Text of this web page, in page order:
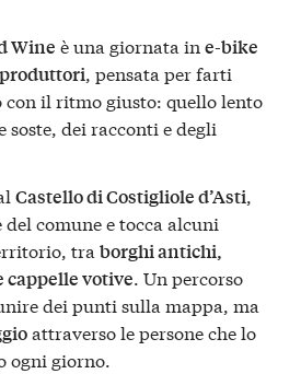
Wine è una giornata in e-bike
produttori, pensata per farti
il ritmo giusto: quello lento
soste, dei racconti e degli
Castello di Costigliole d’Asti,
comune e tocca alcuni
tra borghi antichi,
votive. Un percorso
dei punti sulla mappa, ma
attraverso le persone che lo
ogni giorno.